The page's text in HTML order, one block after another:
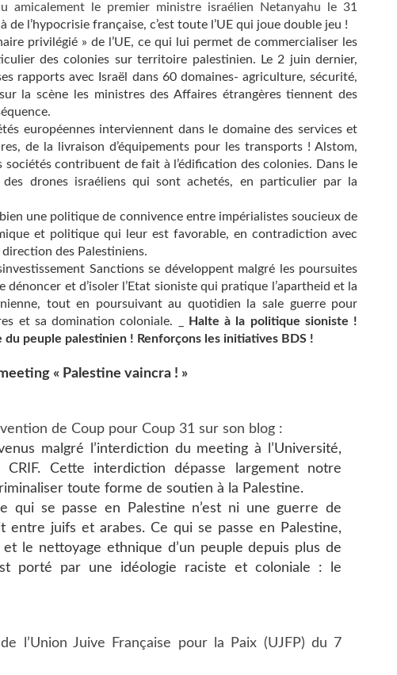
amicalement le premier ministre israélien Netanyahu le 31
de l’hypocrisie française, c’est toute l’UE qui joue double jeu !
privilégié » de l’UE, ce qui lui permet de commercialiser les
des colonies sur territoire palestinien. Le 2 juin dernier,
rapports avec Israël dans 60 domaines- agriculture, sécurité,
la scène les ministres des Affaires étrangères tiennent des
européennes interviennent dans le domaine des services et
de la livraison d’équipements pour les transports ! Alstom,
sociétés contribuent de fait à l’édification des colonies. Dans le
drones israéliens qui sont achetés, en particulier par la
une politique de connivence entre impérialistes soucieux de
et politique qui leur est favorable, en contradiction avec
des Palestiniens.
Sanctions se développent malgré les poursuites
dénoncer et d’isoler l’Etat sioniste qui pratique l’apartheid et la
tout en poursuivant au quotidien la sale guerre pour
et sa domination coloniale. _
Halte à la politique sioniste !
du peuple palestinien ! Renforçons les initiatives BDS !
« Palestine vaincra ! »
de Coup pour Coup 31 sur son blog :
malgré l’interdiction du meeting à l’Université,
Cette interdiction dépasse largement notre
toute forme de soutien à la Palestine.
qui se passe en Palestine n’est ni une guerre de
entre juifs et arabes. Ce qui se passe en Palestine,
et le nettoyage ethnique d’un peuple depuis plus de
porté par une idéologie raciste et coloniale : le
l’Union Juive Française pour la Paix (UJFP) du 7